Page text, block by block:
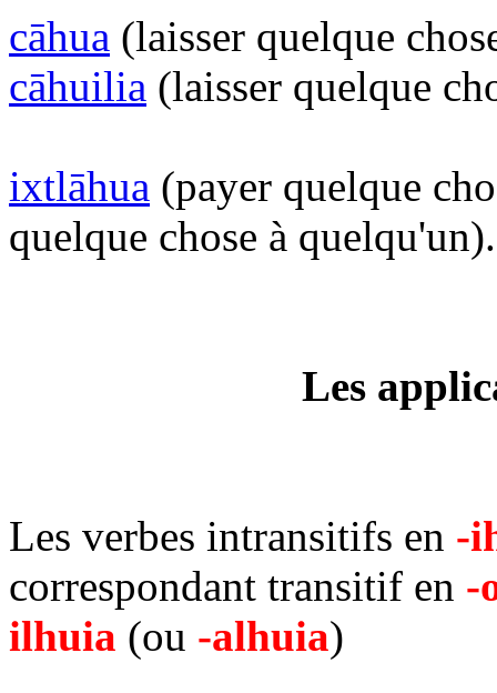
cāhua (laisser quelque
cāhuilia (laisser quelque
ixtlāhua (payer quelque
quelque chose à quelqu'un).
Les
Les verbes intransitifs en -
correspondant transitif en -
ilhuia (ou -alhuia)